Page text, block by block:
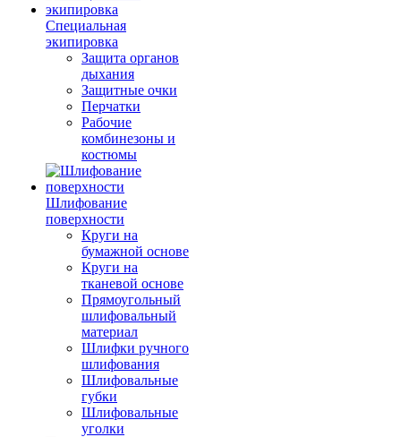
Специальная
экипировка
Защита органов
дыхания
Защитные очки
Перчатки
Рабочие
комбинезоны и
костюмы
Шлифование
поверхности
Круги на
бумажной основе
Круги на
тканевой основе
Прямоугольный
шлифовальный
материал
Шлифки ручного
шлифования
Шлифовальные
губки
Шлифовальные
уголки